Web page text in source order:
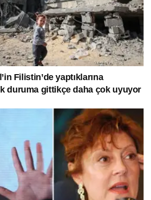
Filistin’de yaptıklarına
duruma gittikçe daha çok uyuyor